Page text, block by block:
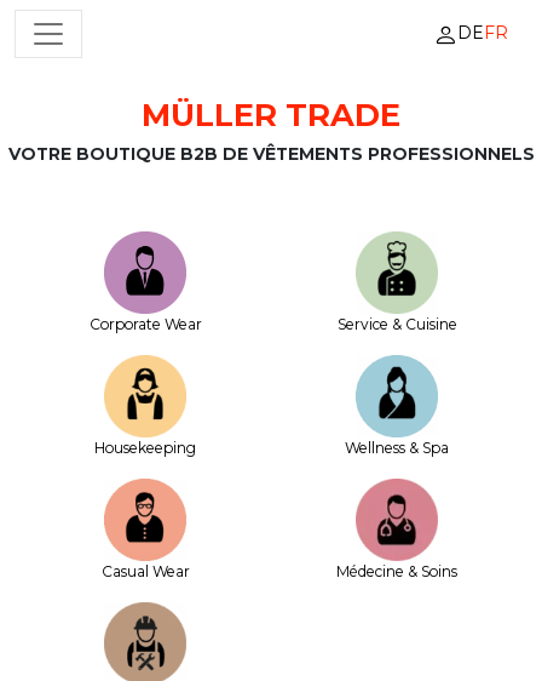
Passer au contenu
NAVIGATION PRINCIPALE DEFR
MÜLLER TRADE
VOTRE BOUTIQUE B2B DE VÊTEMENTS PROFESSIONNELS
Corporate Wear Service & Cuisine
House­keeping Wellness & Spa
Casual Wear Médecine & Soins